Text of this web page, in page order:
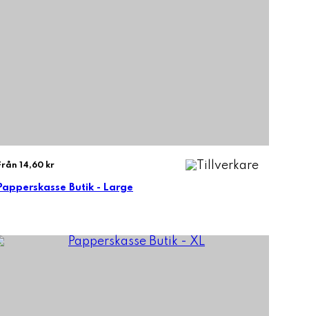
14,60 kr
Butik - Large